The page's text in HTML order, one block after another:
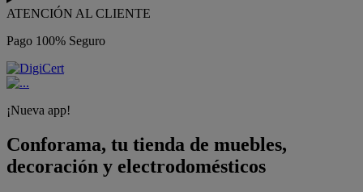
ATENCIÓN AL CLIENTE
Pago 100% Seguro
¡Nueva app!
Conforama, tu tienda de muebles,
decoración y electrodomésticos